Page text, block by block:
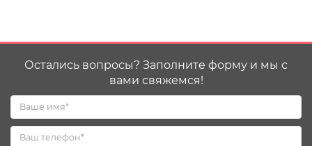
Остались вопросы? Заполните форму и мы с
вами свяжемся!